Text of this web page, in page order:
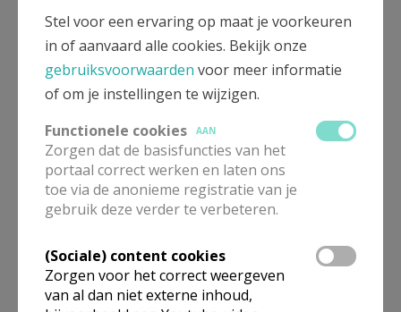
Stel voor een ervaring op maat je voorkeuren
in of aanvaard alle cookies. Bekijk onze
gebruiksvoorwaarden voor meer informatie
of om je instellingen te wijzigen.
Functionele cookies
AAN
Zorgen dat de basisfuncties van het
portaal correct werken en laten ons
toe via de anonieme registratie van je
gebruik deze verder te verbeteren.
(Sociale) content cookies
Zorgen voor het correct weergeven
van al dan niet externe inhoud,